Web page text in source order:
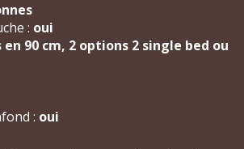
: oui
en 90 cm, 2 options 2 single bed ou
: oui